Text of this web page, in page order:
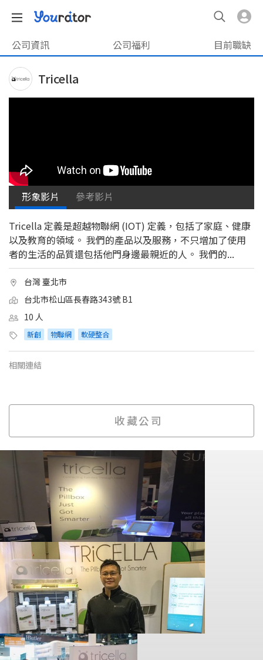
公司資訊 公司福利 目前職缺
Tricella
形象影片 參考影片
Tricella 定義是超越物聯網 (IOT) 定義，包括了家庭、健康
以及教育的領域。 我們的產品以及服務，不只增加了使用
者的生活的品質還包括他門身邊最親近的人。 我們的...
台灣 臺北市
台北市松山區長春路343號 B1
10 人
新創 物聯網 軟硬整合
相關連結
收藏公司